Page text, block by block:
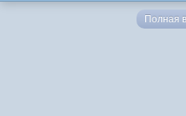
Полная